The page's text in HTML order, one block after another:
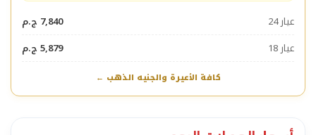
عيار 24
7,840 ج.م
عيار 18
5,879 ج.م
كافة الأعيرة والجنيه الذهب ←